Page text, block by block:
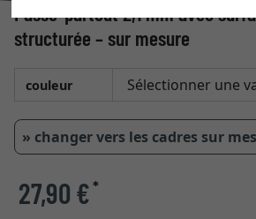
Passe-partout 2,1 mm avec
structurée – sur mesure
couleur
» changer vers les cadres sur
27,90 €*